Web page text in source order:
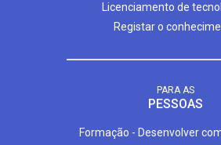
Licenciamento de
Registar o
PARA AS
PESSOAS
Formação - Desenvolver